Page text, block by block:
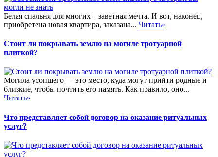
Белая спальня для многих – заветная мечта. И вот, наконец,
приобретена новая квартира, заказана... Читать»
Стоит ли покрывать землю на могиле тротуарной
плиткой?
Могила усопшего — это место, куда могут прийти родные и
близкие, чтобы почтить его память. Как правило, оно...
Читать»
Что представляет собой договор на оказание ритуальных
услуг?